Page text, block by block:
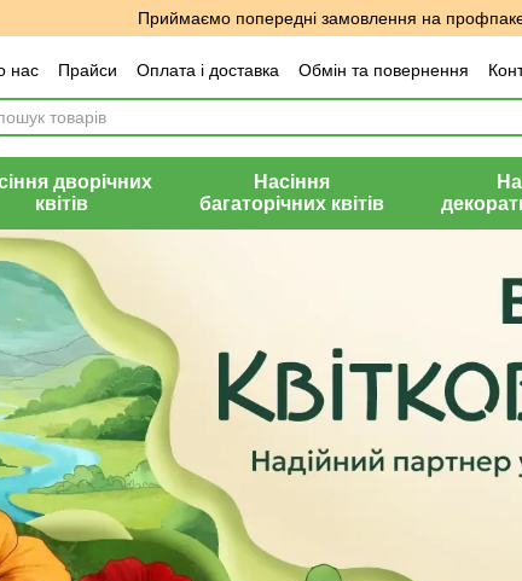
Приймаємо попередні замовлення на
нас Прайси Оплата і доставка Обмін та повернення
користувача
Відгуки про магазин
дворічних
квітів
Насіння
багаторічних квітів